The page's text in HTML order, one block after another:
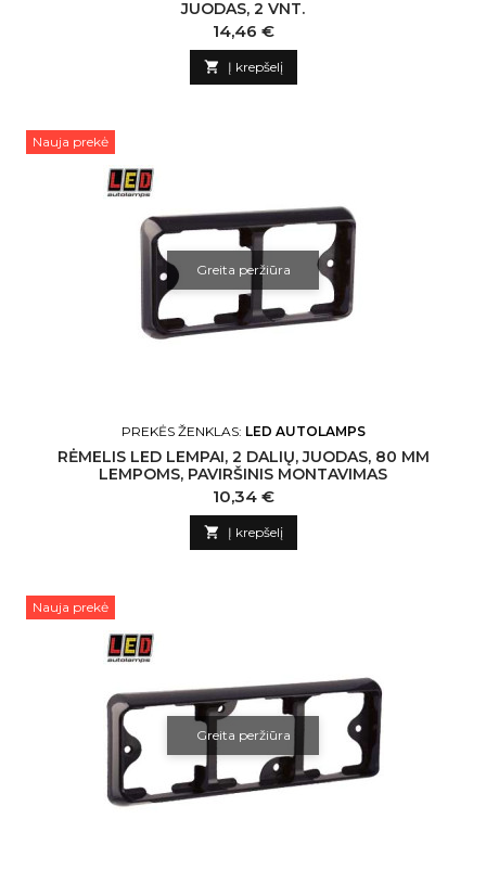
JUODAS, 2 VNT.
Kaina
14,46 €
 Į krepšelį
Nauja prekė
Greita peržiūra
PREKĖS ŽENKLAS: LED AUTOLAMPS
RĖMELIS LED LEMPAI, 2 DALIŲ, JUODAS, 80 MM
LEMPOMS, PAVIRŠINIS MONTAVIMAS
Kaina
10,34 €
 Į krepšelį
Nauja prekė
Greita peržiūra